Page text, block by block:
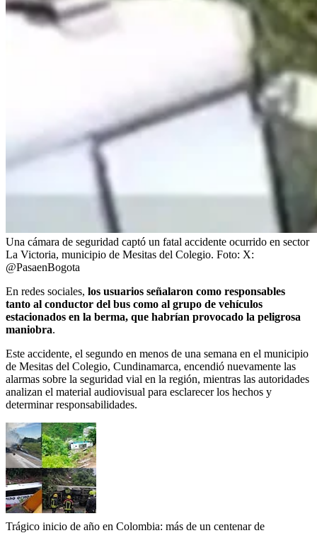
Una cámara de seguridad captó un fatal accidente ocurrido en sector
La Victoria, municipio de Mesitas del Colegio. Foto: X:
@PasaenBogota
En redes sociales, los usuarios señalaron como responsables
tanto al conductor del bus como al grupo de vehículos
estacionados en la berma, que habrían provocado la peligrosa
maniobra.
Este accidente, el segundo en menos de una semana en el municipio
de Mesitas del Colegio, Cundinamarca, encendió nuevamente las
alarmas sobre la seguridad vial en la región, mientras las autoridades
analizan el material audiovisual para esclarecer los hechos y
determinar responsabilidades.
Trágico inicio de año en Colombia: más de un centenar de